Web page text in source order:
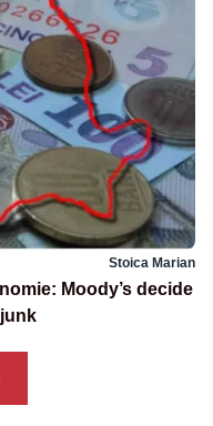
Stoica Marian
Moody’s decide